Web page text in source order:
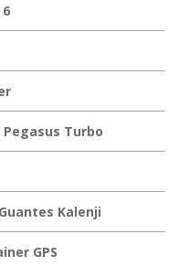
Turbo
Guantes Kalenji
GPS